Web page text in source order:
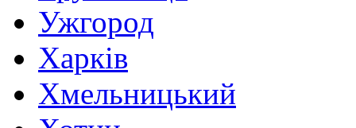
Ужгород
Харків
Хмельницький